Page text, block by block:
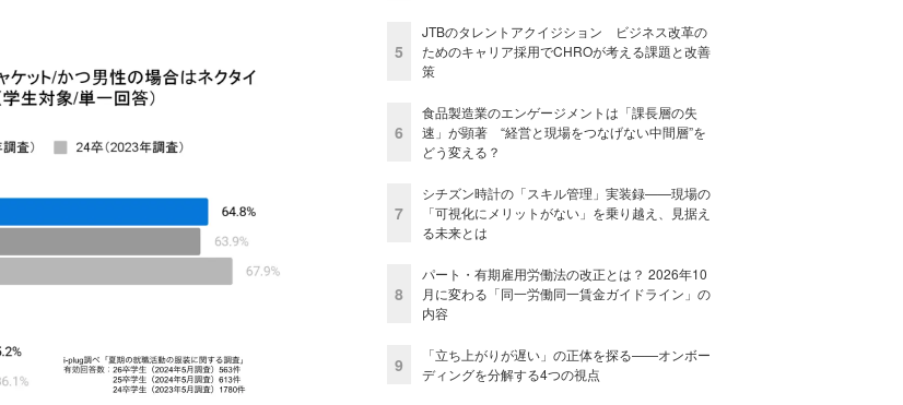
5
JTBのタレントアクイジション ビジネス改革の
ためのキャリア採用でCHROが考える課題と改善
策
6
食品製造業のエンゲージメントは「課長層の失
速」が顕著 “経営と現場をつなげない中間層”を
どう変える？
7
シチズン時計の「スキル管理」実装録——現場の
「可視化にメリットがない」を乗り越え、見据え
る未来とは
8
パート・有期雇用労働法の改正とは？ 2026年10
月に変わる「同一労働同一賃金ガイドライン」の
内容
9
「立ち上がりが遅い」の正体を探る——オンボー
ディングを分解する4つの視点